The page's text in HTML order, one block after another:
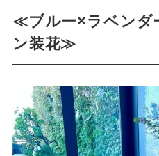
≪ブルー×ラベンダ
ン装花≫